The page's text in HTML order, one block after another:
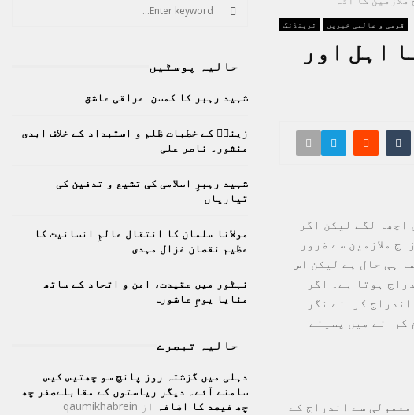
ٹرینڈنگ قومی و عالمی خبریں
اہل اور
لگے لیکن اگر
ملازمین سے ضرور
ہی حال ہے لیکن اس
ہوتا ہے۔ اگر
کرانے نگر
کرانے میں پسینے
سے اندراج کے
f
r
:
E
A
R
H
حالیہ پوسٹیں
شہید رہبر کا کمسن عراقی عاشق
زینبؑ کے خطبات ظلم و استبداد کے خلاف ابدی
منشور۔ ناصر علی
شہید رہبرِ اسلامی کی تشیع و تدفین کی
تیاریاں
مولانا سلمان کا انتقال عالمِ انسانیت کا
عظیم نقصان غزال مہدی
نہٹور میں عقیدت، امن و اتحاد کے ساتھ
منایا یومِ عاشورہ
حالیہ تبصرے
دہلی میں گزشتہ روز پانچ سو چھتیس کیس
سامنے آئے۔ دیگر ریاستوں کے مقابلےصفر چھ
چھ فیصد کا اضافہ از qaumikhabrein